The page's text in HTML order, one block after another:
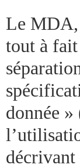
Le MDA,
tout à
donnée
décrivant